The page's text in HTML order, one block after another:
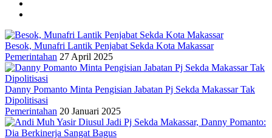
Besok, Munafri Lantik Penjabat Sekda Kota Makassar
Pemerintahan 27 April 2025
Danny Pomanto Minta Pengisian Jabatan Pj Sekda Makassar Tak
Dipolitisasi
Pemerintahan 20 Januari 2025